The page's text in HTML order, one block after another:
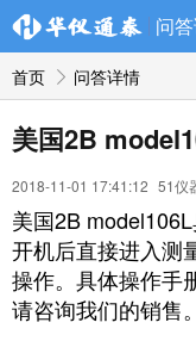
问
首页 问答详情
美国2B
2018-11-01 17:41:12 51仪
美国2B
开机后直接进入测
操作。具体操作手
请咨询我们的销售。